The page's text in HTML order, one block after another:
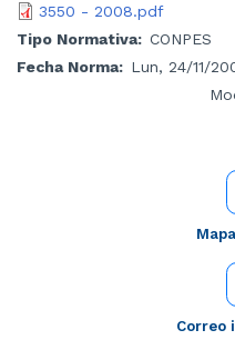
3550 - 2008.pdf
Tipo Normativa
CONPES
Fecha Norma
Lun, 24/11/
Correo